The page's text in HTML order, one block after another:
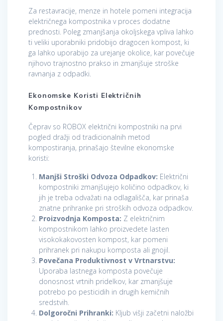
Za restavracije, menze in hotele pomeni integracija
električnega kompostnika v proces dodatne
prednosti. Poleg zmanjšanja okoljskega vpliva lahko
ti veliki uporabniki pridobijo dragocen kompost, ki
ga lahko uporabijo za urejanje okolice, kar povečuje
njihovo trajnostno prakso in zmanjšuje stroške
ravnanja z odpadki.
Ekonomske Koristi Električnih
Kompostnikov
Čeprav so ROBOX električni kompostniki na prvi
pogled dražji od tradicionalnih metod
kompostiranja, prinašajo številne ekonomske
koristi:
Manjši Stroški Odvoza Odpadkov: Električni
kompostniki zmanjšujejo količino odpadkov, ki
jih je treba odvažati na odlagališča, kar prinaša
znatne prihranke pri stroških odvoza odpadkov.
Proizvodnja Komposta: Z električnim
kompostnikom lahko proizvedete lasten
visokokakovosten kompost, kar pomeni
prihranek pri nakupu komposta ali gnojil.
Povečana Produktivnost v Vrtnarstvu:
Uporaba lastnega komposta povečuje
donosnost vrtnih pridelkov, kar zmanjšuje
potrebo po pesticidih in drugih kemičnih
sredstvih.
Dolgoročni Prihranki: Kljub višji začetni naložbi